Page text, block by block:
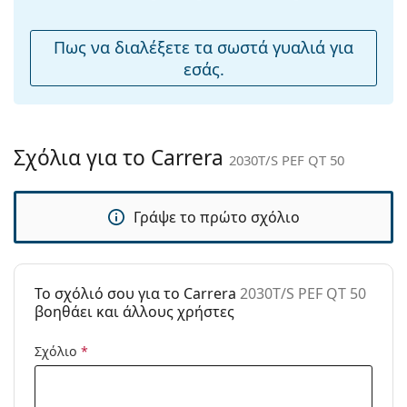
άρθρωση:
Όχι
Αξεσουάρ
Πανί
καθαρισμού:
Ναι
Τύπος:
Ανδρικά
Μάρκα:
Carrera
2030T/S PEF QT 50
Πως να διαλέξετε τα σωστά γυαλιά για
εσάς.
Σχόλια για το Carrera 2030T/S PEF QT 50
Γράψε το πρώτο σχόλιο
To σχόλιό σου για το Carrera 2030T/S PEF QT 50
βοηθάει και άλλους χρήστες
Σχόλιο *